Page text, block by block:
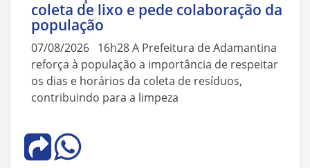
coleta de lixo e pede colaboração da
população
07/08/2026 16h28 A Prefeitura de Adamantina
reforça à população a importância de respeitar
os dias e horários da coleta de resíduos,
contribuindo para a limpeza